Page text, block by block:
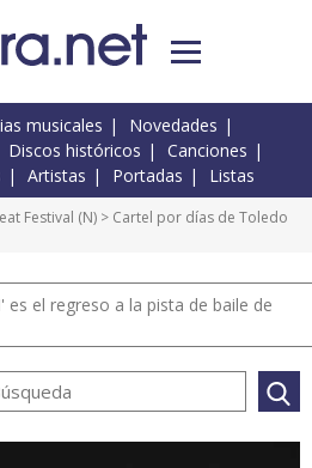
musicales
Novedades
Discos históricos
Canciones
Artistas Portadas Listas
Festival (N) > Cartel por días de Toledo
es el regreso a la pista de baile de